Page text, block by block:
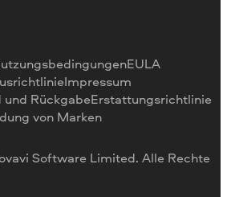
hinzufügen
Software Limited. Alle Rechte
EULA
Impressum
RückgabeErstattungsrichtlinie
von Marken